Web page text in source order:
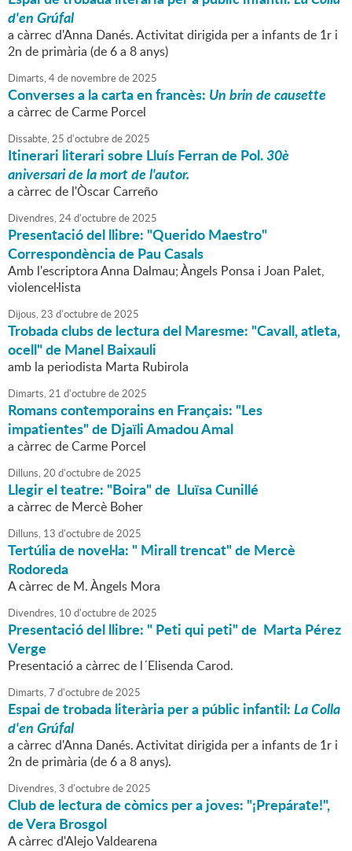
d'en Grúfal
a càrrec d'Anna Danés. Activitat dirigida per a infants de 1r i
2n de primària (de 6 a 8 anys)
Dimarts,4de novembrede2025
Converses a la carta en francès: Un brin de causette
a càrrec de Carme Porcel
Dissabte,25 d'octubrede2025
Itinerari literari sobre Lluís Ferran de Pol.30è
aniversari de la mort de l'autor.
a càrrec de l'Òscar Carreño
Divendres,24d'octubrede2025
Presentació del llibre: "Querido Maestro"
Correspondència de Pau Casals
Amb l'escriptora Anna Dalmau; Àngels Ponsa i Joan Palet,
violencel·lista
Dijous,23 d'octubrede2025
Trobada clubs de lectura del Maresme: "Cavall, atleta,
ocell" de Manel Baixauli
amb la periodista Marta Rubirola
Dimarts,21 d'octubrede2025
Romans contemporains en Français: "Les
impatientes" de Djaïli Amadou Amal
a càrrec de Carme Porcel
Dilluns,20 d'octubrede2025
Llegir el teatre: "Boira" de Lluïsa Cunillé
a càrrec de Mercè Boher
Dilluns, 13 d'octubrede2025
Tertúlia de novel·la: " Mirall trencat" de Mercè
Rodoreda
A càrrec de M. Àngels Mora
Divendres, 10 d'octubrede2025
Presentació del llibre: " Peti qui peti" de Marta Pérez
Verge
Presentació a càrrec de l´Elisenda Carod.
Dimarts,7 d'octubrede2025
Espai de trobada literària per a públic infantil:La Colla
d'en Grúfal
a càrrec d'Anna Danés. Activitat dirigida per a infants de 1r i
2n de primària (de 6 a 8 anys).
Divendres,3 d'octubrede2025
Club de lectura de còmics per a joves: "¡Prepárate!",
de Vera Brosgol
A càrrec d'Alejo Valdearena